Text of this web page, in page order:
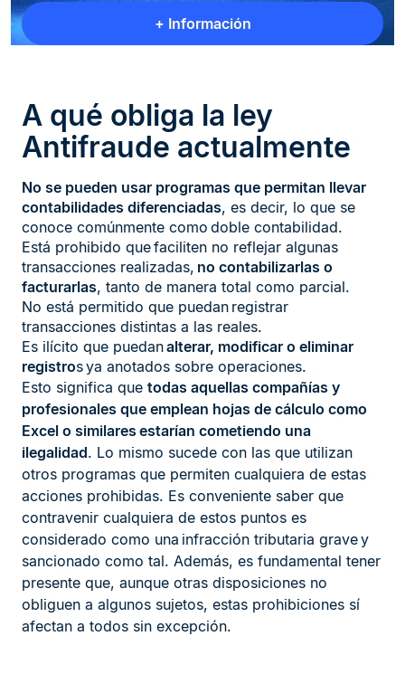
+ Información
A qué obliga la ley
Antifraude actualmente
No se pueden usar programas que permitan llevar
contabilidades diferenciadas, es decir, lo que se
conoce comúnmente como doble contabilidad.
Está prohibido que faciliten no reflejar algunas
transacciones realizadas, no contabilizarlas o
facturarlas, tanto de manera total como parcial.
No está permitido que puedan registrar
transacciones distintas a las reales.
Es ilícito que puedanalterar, modificar o eliminar
registros ya anotados sobre operaciones.
Esto significa que todas aquellas compañías y
profesionales que emplean hojas de cálculo como
Excel o similares estarían cometiendo una
ilegalidad. Lo mismo sucede con las que utilizan
otros programas que permiten cualquiera de estas
acciones prohibidas. Es conveniente saber que
contravenir cualquiera de estos puntos es
considerado como una infracción tributaria grave y
sancionado como tal. Además, es fundamental tener
presente que, aunque otras disposiciones no
obliguen a algunos sujetos, estas prohibiciones sí
afectan a todos sin excepción.